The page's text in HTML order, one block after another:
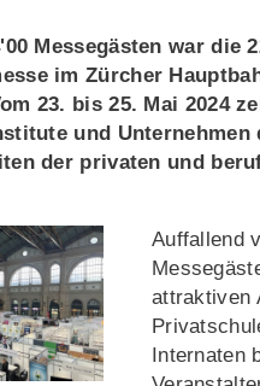
Messegästen war die
im Zürcher
23. bis 25. Mai 2024
und Unternehmen
der privaten und
Auffallend
attraktiven
Internaten